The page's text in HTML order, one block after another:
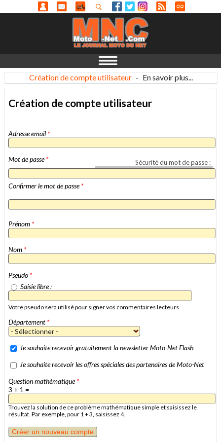
Création de compte utilisateur - En savoir plus...
Création de compte utilisateur
Adresse email *
Sécurité du mot de passe :
Mot de passe*
Confirmer le mot de passe*
Prénom *
Nom *
Pseudo *
Saisie libre :
Votre pseudo sera utilisé pour signer vos commentaires lecteurs
Département *
Je souhaite recevoir gratuitement la newsletter Moto-Net Flash
Je souhaite recevoir les offres spéciales des partenaires de Moto-Net
Question mathématique*
3 + 1 =
Trouvez la solution de ce problème mathématique simple et saisissez le
résultat. Par exemple, pour 1 + 3, saisissez 4.